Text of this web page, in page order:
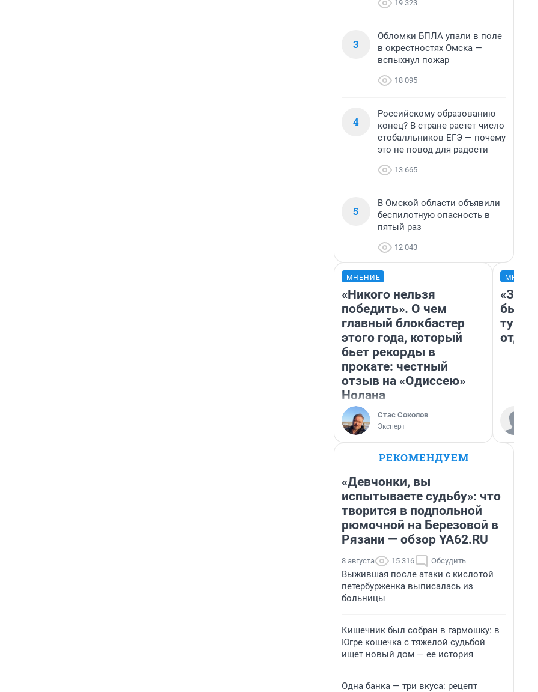
19 323
3
Обломки БПЛА упали в поле
в окрестностях Омска —
вспыхнул пожар
18 095
4
Российскому образованию
конец? В стране растет число
стобалльников ЕГЭ — почему
это не повод для радости
13 665
5
В Омской области объявили
беспилотную опасность в
пятый раз
12 043
МНЕНИЕ
«Никого нельзя
победить». О чем
главный блокбастер
этого года, который
бьет рекорды в
прокате: честный
отзыв на «Одиссею»
Нолана
Стас Соколов
Эксперт
«За
были
РЕКОМЕНДУЕМ
«Девчонки, вы
испытываете судьбу»: что
творится в подпольной
рюмочной на Березовой в
Рязани — обзор YA62.RU
8 августа 15 316 Обсудить
Выжившая после атаки с кислотой
петербурженка выписалась из
больницы
Кишечник был собран в гармошку: в
Югре кошечка с тяжелой судьбой
ищет новый дом — ее история
Одна банка — три вкуса: рецепт